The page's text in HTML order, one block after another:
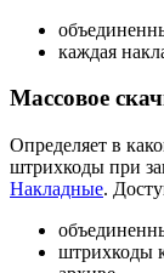
каждая
Массовое
Определяет в
штрихкоды при
Накладные.
штрихкоды